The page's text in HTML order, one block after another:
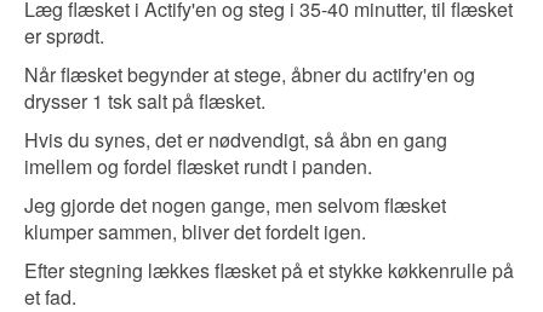
Læg flæsket i Actify'en og steg i 35-40 minutter, til flæsket
er sprødt.
Når flæsket begynder at stege, åbner du actifry'en og
drysser 1 tsk salt på flæsket.
Hvis du synes, det er nødvendigt, så åbn en gang
imellem og fordel flæsket rundt i panden.
Jeg gjorde det nogen gange, men selvom flæsket
klumper sammen, bliver det fordelt igen.
Efter stegning lækkes flæsket på et stykke køkkenrulle på
et fad.